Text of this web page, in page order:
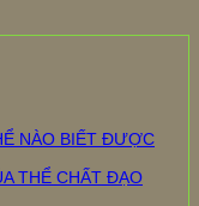
NÀO BIẾT ĐƯỢC
THỂ CHẤT ĐẠO